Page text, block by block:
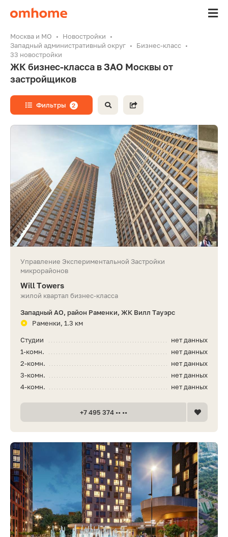
Москва и МО
Новостройки
Западный административный округ
Бизнес-класс
33 новостройки
ЖК бизнес-класса в ЗАО Москвы от
застройщиков
Фильтры 2
Управление Экспериментальной Застройки
микрорайонов
Will Towers
жилой квартал бизнес-класса
Западный АО, район Раменки, ЖК Вилл Тауэрс
Раменки, 1.3 км
нет данных
Студии
нет данных
1-комн.
нет данных
2-комн.
нет данных
3-комн.
нет данных
4-комн.
+7 495 374 •• ••